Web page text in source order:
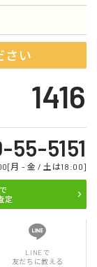
さい
1416
55-5151
月 - 金 / 土は18:00]
定
LINEで
友だちに教える